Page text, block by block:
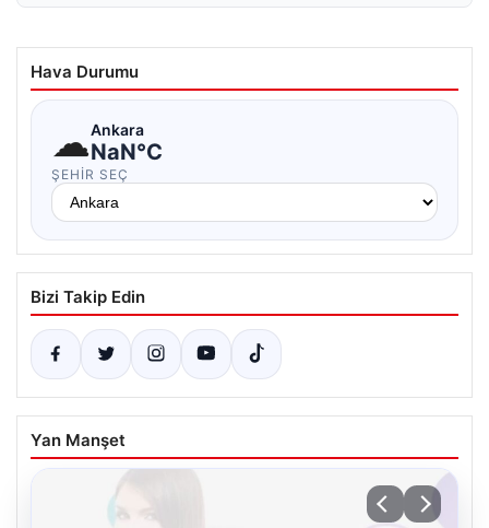
Hava Durumu
☁Ankara
NaN°C
ŞEHIR SEÇ
Bizi Takip Edin
Yan Manşet